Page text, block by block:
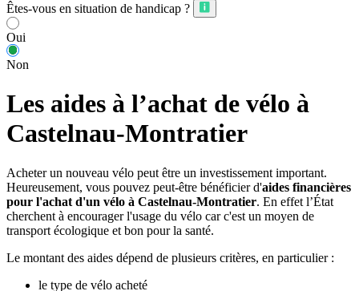
Êtes-vous en situation de handicap ?
Oui
Non
Les aides à l’achat de vélo à
Castelnau-Montratier
Acheter un nouveau vélo peut être un investissement important.
Heureusement, vous pouvez peut-être bénéficier d'aides financières
pour l'achat d'un vélo à Castelnau-Montratier. En effet l’État
cherchent à encourager l'usage du vélo car c'est un moyen de
transport écologique et bon pour la santé.
Le montant des aides dépend de plusieurs critères, en particulier :
le type de vélo acheté